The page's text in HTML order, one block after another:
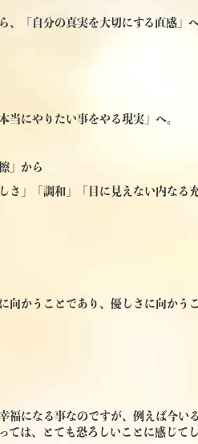
、「自分の真実を大切にする直感」へ
当にやりたい事をやる現実」へ。
」から
さ」「調和」「目に見えない内な
向かうことであり、優しさに向かう
福になる事なのですが、例えば今い
ては、とても恐ろしいことに感じて